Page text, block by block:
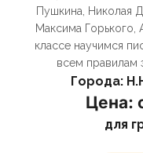
Пушкина, Николая
Максима Горького,
классе научимся
всем правилам
Города:
Цена:
для